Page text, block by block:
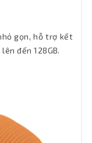
gọn, hỗ trợ kết
đến 128GB.